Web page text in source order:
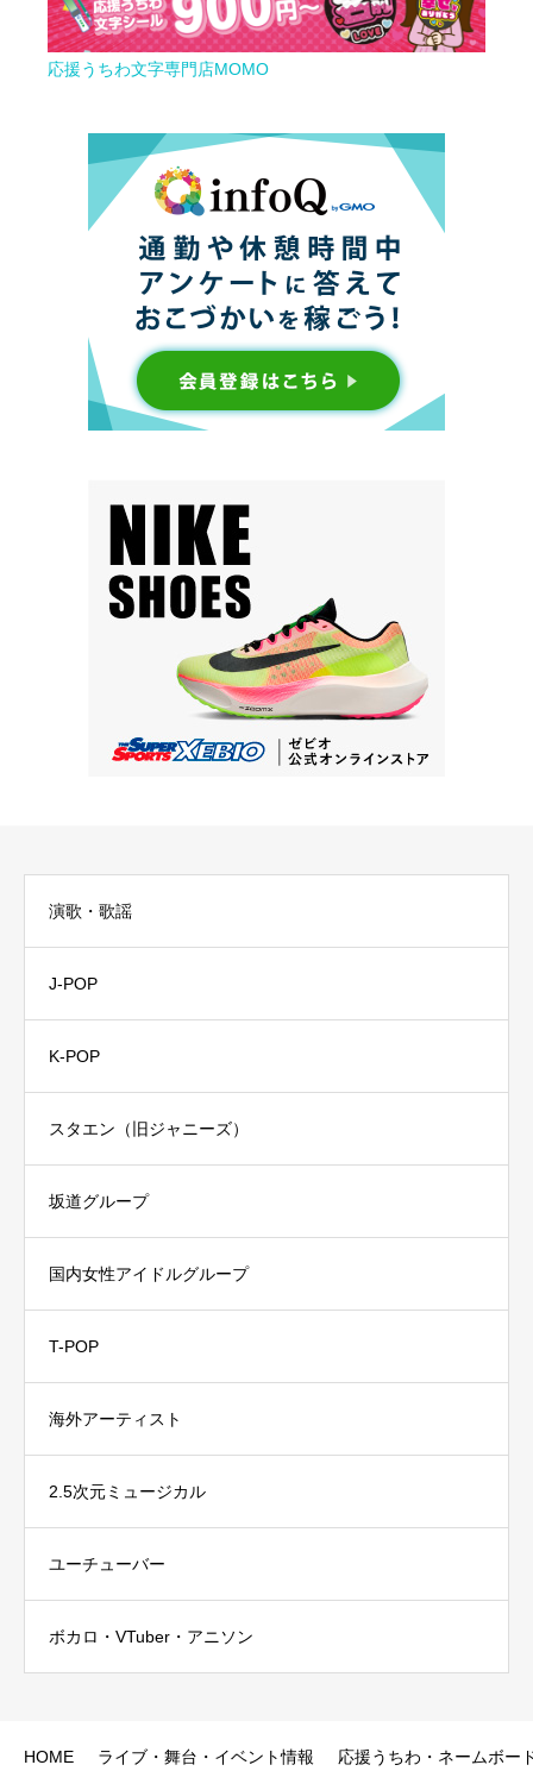
応援うちわ文字専門店MOMO
演歌・歌謡
J-POP
K-POP
スタエン（旧ジャニーズ）
坂道グループ
国内女性アイドルグループ
T-POP
海外アーティスト
2.5次元ミュージカル
ユーチューバー
ボカロ・VTuber・アニソン
HOME ライブ・舞台・イベント情報 応援うちわ・ネームボー